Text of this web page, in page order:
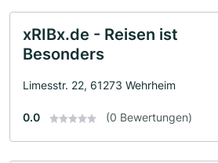
xRIBx.de - Reisen ist
Besonders
Limesstr. 22, 61273 Wehrheim
0.0 (0 Bewertungen)